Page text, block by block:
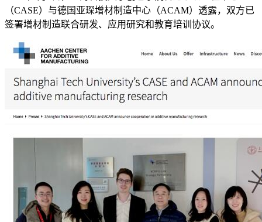
（CASE）与德国亚琛增材制造中心（ACAM）透露，双方已
签署增材制造联合研发、应用研究和教育培训协议。